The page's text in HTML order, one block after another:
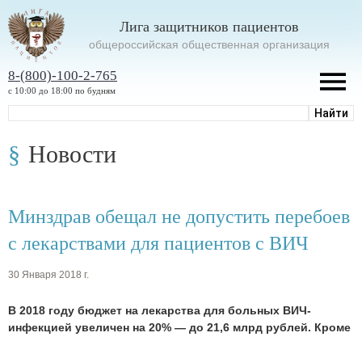
Лига защитников пациентов
oбщероссийская общественная организация
8-(800)-100-2-765
с 10:00 до 18:00 по будням
Новости
Минздрав обещал не допустить перебоев
с лекарствами для пациентов с ВИЧ
30 Января 2018 г.
В 2018 году бюджет на лекарства для больных ВИЧ-
инфекцией увеличен на 20% — до 21,6 млрд рублей. Кроме